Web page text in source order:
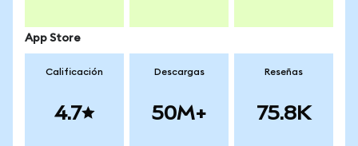
App Store
Calificación
4.7
Descargas
50M+
Reseñas
75.8K